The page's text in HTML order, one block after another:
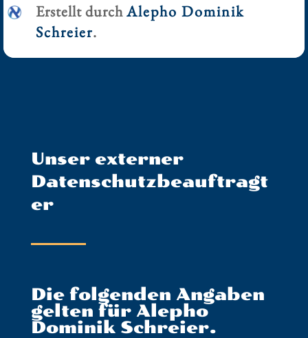
Erstellt durchAlepho Dominik
Schreier.
Unser externer
Datenschutzbeauftragt
er
Die folgenden Angaben
gelten für Alepho
Dominik Schreier.